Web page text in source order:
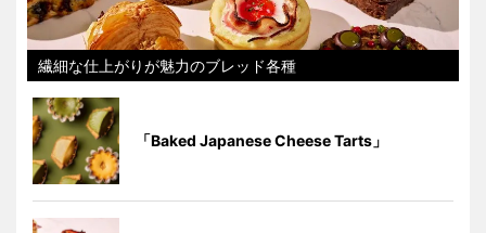
繊細な仕上がりが魅力のブレッド各種
「Baked Japanese Cheese Tarts」